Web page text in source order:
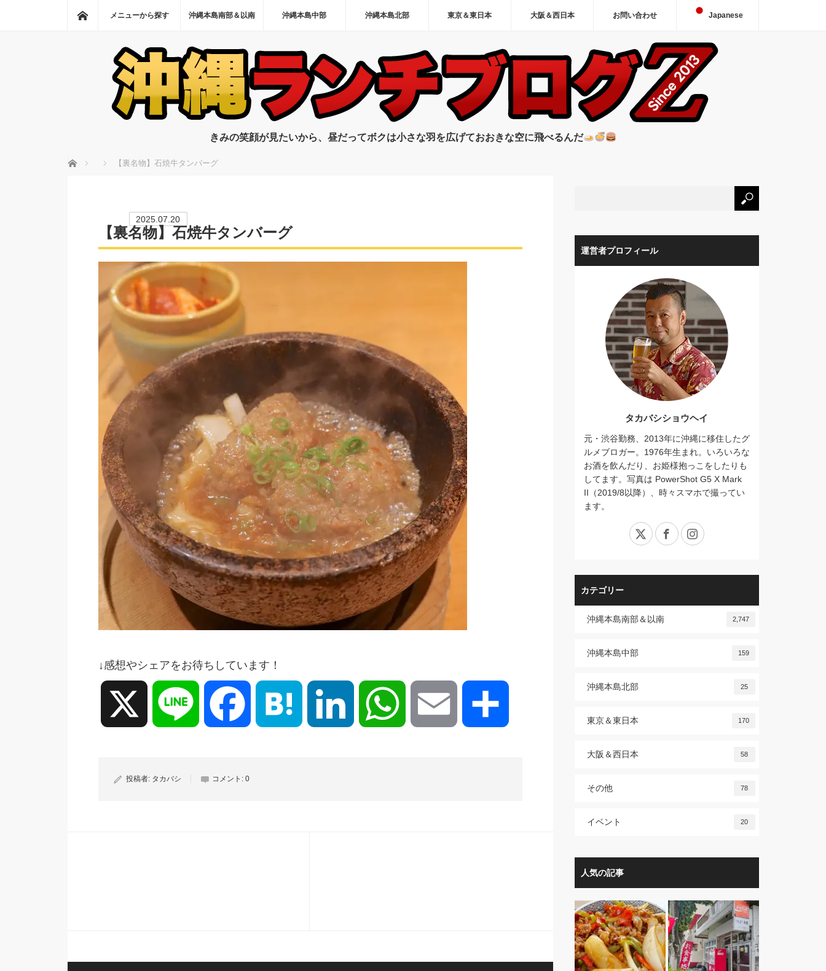
ホーム
メニューから探す 沖縄本島南部＆以南 沖縄本島中部 沖縄本島北部 東京＆東日本 大阪＆西日本 お問い合わせ Japanese
きみの笑顔が見たいから、昼だってボクは小さな羽を広げておおきな空に飛べるんだ
ホーム 【裏名物】石焼牛タンバーグ
2025.07.20
【裏名物】石焼牛タンバーグ
↓感想やシェアをお待ちしています！
Line Facebook Hatena LinkedIn WhatsApp Email
投稿者: タカバシ コメント: 0
運営者プロフィール
タカバシショウヘイ
元・渋谷勤務、2013年に沖縄に移住したグ
ルメブロガー。1976年生まれ。いろいろな
お酒を飲んだり、お姫様抱っこをしたりも
してます。写真は PowerShot G5 X Mark
II（2019/8以降）、時々スマホで撮ってい
ます。
X FacebookInstagram
カテゴリー
沖縄本島南部＆以南 2,747
沖縄本島中部 159
沖縄本島北部 25
東京＆東日本 170
大阪＆西日本 58
その他 78
イベント 20
人気の記事